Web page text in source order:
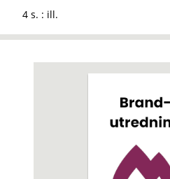
4 s. : ill.